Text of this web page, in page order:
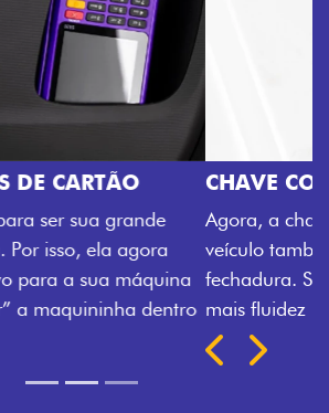
sua nova Fiorino pode abrir o
e não mais somente pela
como esse que trazem ainda
seu dia de trabalho.